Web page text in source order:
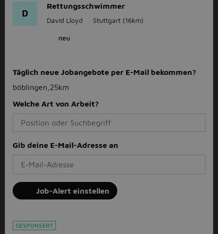
D
Rettungsschwimmer
David Lloyd Stuttgart (16km)
neu
Täglich neue Jobangebote per E-Mail bekommen?
böblingen,25km
Welche Art von Arbeit?
Gib deine E-Mail-Adresse an
Job-Alert einstellen
GESPONSERT